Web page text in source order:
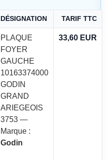
DÉSIGNATION TARIF TTC
PLAQUE
FOYER
GAUCHE
10163374000
GODIN
GRAND
ARIEGEOIS
3753 —
Marque :
Godin
33,60 EUR